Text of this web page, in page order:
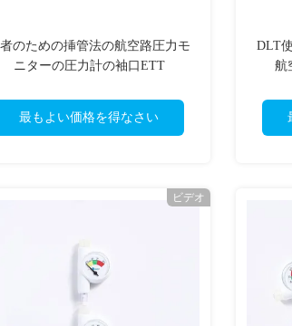
のための挿管法の航空路圧力モ
ニターの圧力計の袖口ETT
最もよい価格を得なさい
DLT
航
ビデオ